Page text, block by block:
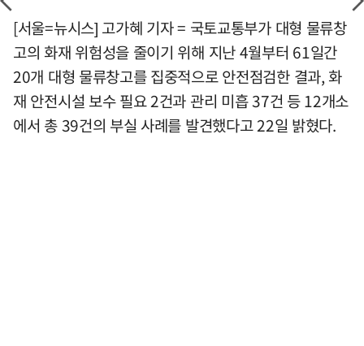
[서울=뉴시스] 고가혜 기자 = 국토교통부가 대형 물류창
고의 화재 위험성을 줄이기 위해 지난 4월부터 61일간
20개 대형 물류창고를 집중적으로 안전점검한 결과, 화
재 안전시설 보수 필요 2건과 관리 미흡 37건 등 12개소
에서 총 39건의 부실 사례를 발견했다고 22일 밝혔다.